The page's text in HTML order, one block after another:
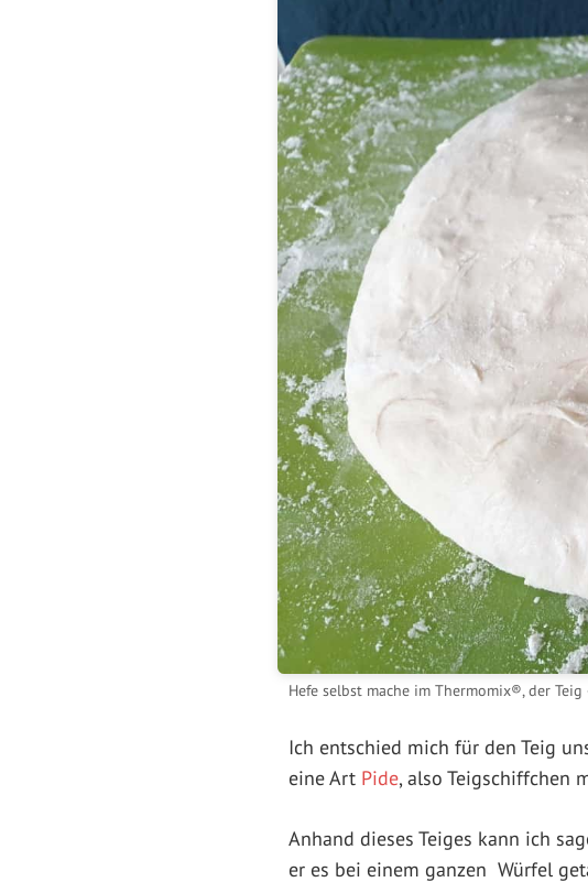
Hefe selbst mache im Thermomix®, der
Ich entschied mich für den Teig
eine Art Pide, also Teigschiffchen
Anhand dieses Teiges kann ich
er es bei einem ganzen Würfel